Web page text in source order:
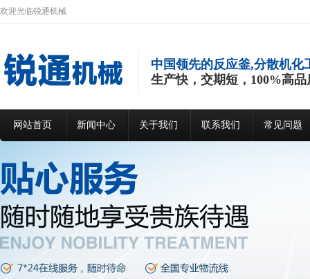
欢迎光临锐通机械
中国领先的反应釜,分散机化
生产快，交期短，100%高品
网站首页 新闻中心 关于我们 联系我们 常见问题